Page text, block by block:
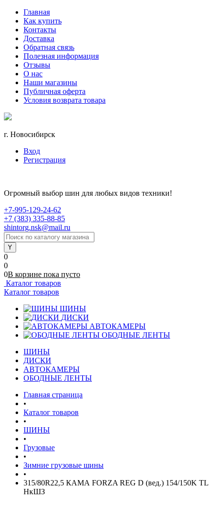
Главная
Как купить
Контакты
Доставка
Обратная связь
Полезная информация
Отзывы
О нас
Наши магазины
Публичная оферта
Условия возврата товара
г. Новосибирск
Вход
Регистрация
Огромный выбор шин для любых видов техники!
+7-995-129-24-62
+7 (383) 335-88-85
shintorg.nsk@mail.ru
0
0
0В корзине пока пусто
Каталог товаров
Каталог товаров
ШИНЫ
ДИСКИ
АВТОКАМЕРЫ
ОБОДНЫЕ ЛЕНТЫ
ШИНЫ
ДИСКИ
АВТОКАМЕРЫ
ОБОДНЫЕ ЛЕНТЫ
Главная страница
•
Каталог товаров
•
ШИНЫ
•
Грузовые
•
Зимние грузовые шины
•
315/80R22,5 КАМА FORZA REG D (вед.) 154/150K TL
НкШЗ